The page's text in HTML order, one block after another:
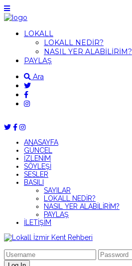
LOKALL
LOKALL NEDİR?
NASIL YER ALABİLİRİM?
PAYLAŞ
Ara
ANASAYFA
GÜNCEL
İZLENİM
SÖYLEŞİ
SESLER
BASILI
SAYILAR
LOKALL NEDİR?
NASIL YER ALABİLİRİM?
PAYLAŞ
İLETİŞİM